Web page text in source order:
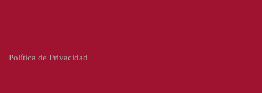
Política de Privacidad